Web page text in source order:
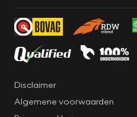
Disclaimer
Algemene voorwaarden